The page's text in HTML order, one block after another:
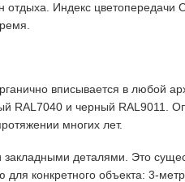
отдыха. Индекс цветопередачи
.
вписывается в любой
RAL7040 и черный RAL9011.
многих лет.
закладными деталями . Это
для конкретного объекта: 3-